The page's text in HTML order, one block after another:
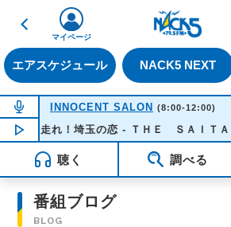
戻る
エアスケジュール NACK5 NEXT
マイページ
NOW ON AIR
INNOCENT SALON (8:00-12:00)
NOW PLAYING 10:35
走れ！埼玉の恋 - ＴＨＥ ＳＡＩＴＡＭ
聴く 調べる
番組ブログ
BLOG